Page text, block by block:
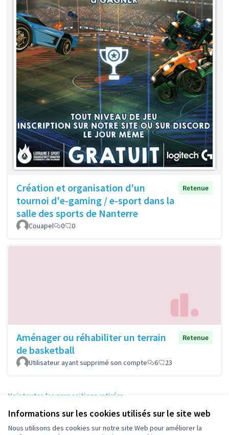
Informations sur les cookies utilisés sur le site web
Nous utilisons des cookies sur notre site Web pour améliorer la
Création et organisation d'un
tournoi d'e-gaming / e-sport dans la
salle des sports de Nanterre
Retenue
Couapel 0 0
Aménager ou réhabiliter un terrain
de basketball
Retenue
Utilisateur ayant supprimé son compte 6 23
Voir toutes les propositions retirées
Conditions d'utilisation